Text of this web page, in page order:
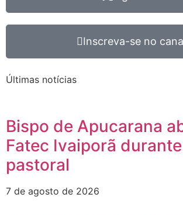
Inscreva-se no
Últimas notícias
Bispo de Apucarana
Fatec Ivaiporã
pastoral
7 de agosto de 2026